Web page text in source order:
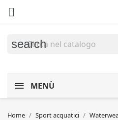

search
MENÙ
Home Sport acquatici